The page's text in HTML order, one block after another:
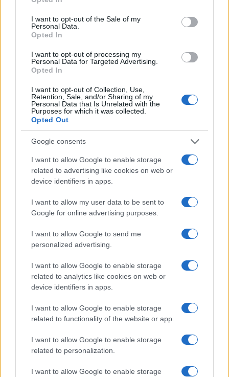
use your data for below specified purposes in below Google
consent section.
I want to opt-out of the Sale of my
Personal Data.
Opted In
I want to opt-out of processing my
Personal Data for Targeted Advertising.
Opted In
I want to opt-out of Collection, Use,
Retention, Sale, and/or Sharing of my
Personal Data that Is Unrelated with the
Purposes for which it was collected.
Opted Out
Google consents
I want to allow Google to enable storage
related to advertising like cookies on web or
device identifiers in apps.
I want to allow my user data to be sent to
Google for online advertising purposes.
I want to allow Google to send me
personalized advertising.
I want to allow Google to enable storage
related to analytics like cookies on web or
device identifiers in apps.
I want to allow Google to enable storage
related to functionality of the website or app.
I want to allow Google to enable storage
related to personalization.
I want to allow Google to enable storage
2022. május 6.
Mázel tov: Mégiscsak zsidó a
libanoni muszlim vőlegény
2022. április 6.
Haszid esküvő az ukrán-orosz
viszály árnyékában